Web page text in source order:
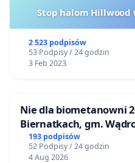
Stop halom Hillwood
2 523 podpisów
53 Podpisy / 24 godzin
3 Feb 2023
Nie dla biometanowni
Biernatkach, gm.
193 podpisów
52 Podpisy / 24 godzin
4 Aug 2026